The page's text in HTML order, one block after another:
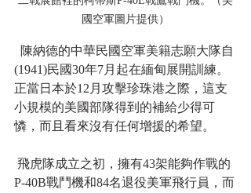
國空軍圖片提供）
(1941)民國30年7月起在緬甸展開訓練。
正當日本於12月攻擊珍珠港之際，這支
小規模的美國部隊得到的補給少得可
憐，而且看來沒有任何增援的希望。
P-40B戰鬥機和84名退役美軍飛行員，而